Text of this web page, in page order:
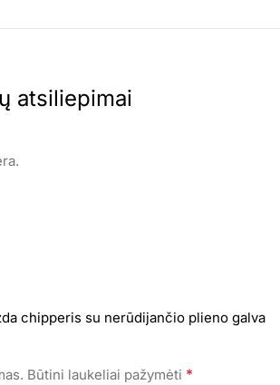
atsiliepimai
chipperis su nerūdijančio plieno galva
Būtini laukeliai pažymėti *